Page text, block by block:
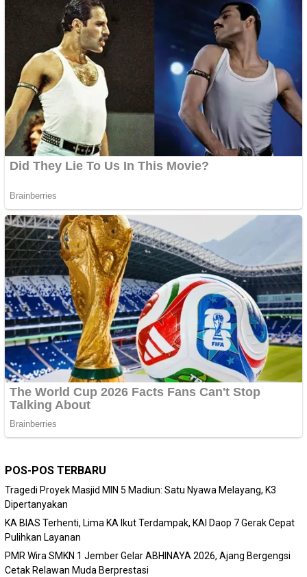
POS-POS TERBARU
Tragedi Proyek Masjid MIN 5 Madiun: Satu Nyawa Melayang, K3
Dipertanyakan
KA BIAS Terhenti, Lima KA Ikut Terdampak, KAI Daop 7 Gerak Cepat
Pulihkan Layanan
PMR Wira SMKN 1 Jember Gelar ABHINAYA 2026, Ajang Bergengsi
Cetak Relawan Muda Berprestasi